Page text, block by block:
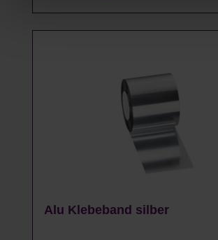
Alu Klebeband silber